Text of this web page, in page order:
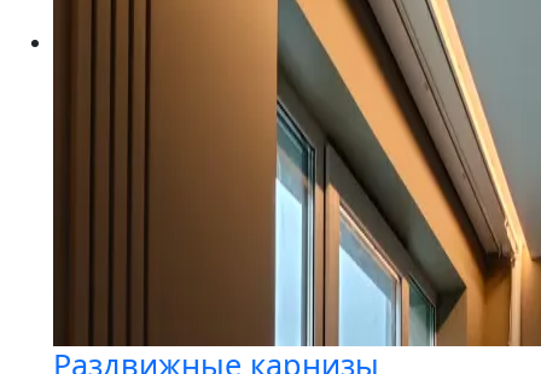
Раздвижные карнизы